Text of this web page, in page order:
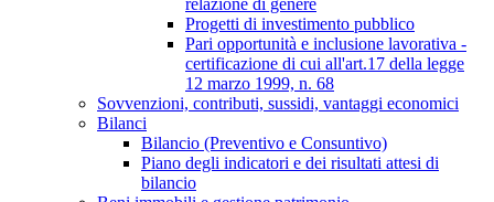
relazione di genere
Progetti di investimento pubblico
Pari opportunità e inclusione lavorativa -
certificazione di cui all'art.17 della legge
12 marzo 1999, n. 68
Sovvenzioni, contributi, sussidi, vantaggi economici
Bilanci
Bilancio (Preventivo e Consuntivo)
Piano degli indicatori e dei risultati attesi di
bilancio